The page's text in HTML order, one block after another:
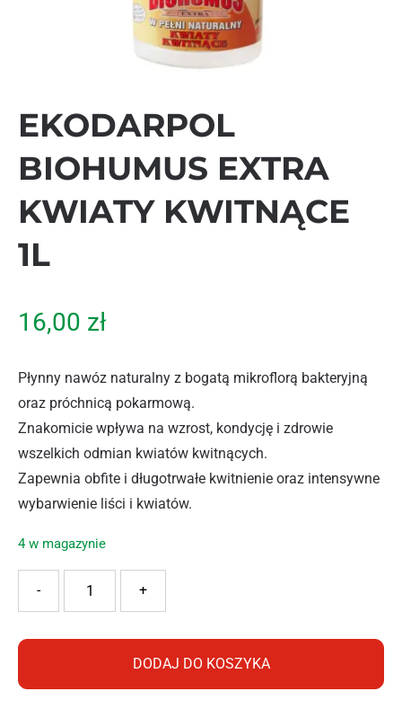
EKODARPOL
BIOHUMUS EXTRA
KWIATY KWITNĄCE
1L
16,00 zł
Płynny nawóz naturalny z bogatą mikroflorą bakteryjną
oraz próchnicą pokarmową.
Znakomicie wpływa na wzrost, kondycję i zdrowie
wszelkich odmian kwiatów kwitnących.
Zapewnia obfite i długotrwałe kwitnienie oraz intensywne
wybarwienie liści i kwiatów.
4 w magazynie
+
-
DODAJ DO KOSZYKA